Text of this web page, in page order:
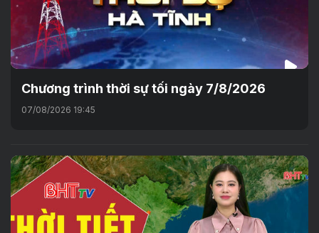
Chương trình thời sự tối ngày 7/8/2026
07/08/2026 19:45